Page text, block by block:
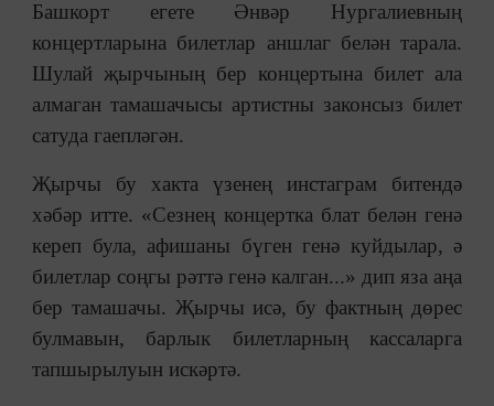
Башкорт егете Әнвәр Нургалиевның
концертларына билетлар аншлаг белән тарала.
Шулай җырчының бер концертына билет ала
алмаган тамашачысы артистны законсыз билет
сатуда гаепләгән.
Җырчы бу хакта үзенең инстаграм битендә
хәбәр итте. «Сезнең концертка блат белән генә
кереп була, афишаны бүген генә куйдылар, ә
билетлар соңгы рәттә генә калган...» дип яза аңа
бер тамашачы. Җырчы исә, бу фактның дөрес
булмавын, барлык билетларның кассаларга
тапшырылуын искәртә.